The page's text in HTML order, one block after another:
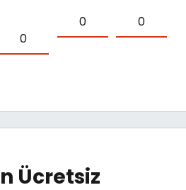
0
0 0
Ücretsiz